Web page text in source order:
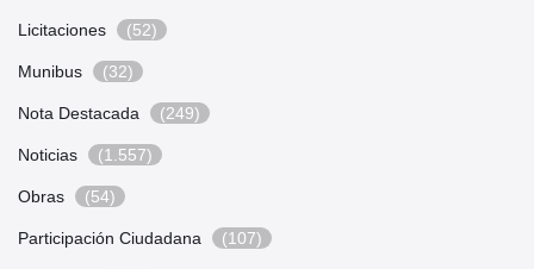
Licitaciones (52)
Munibus (32)
Nota Destacada (249)
Noticias (1.557)
Obras (54)
Participación Ciudadana (107)